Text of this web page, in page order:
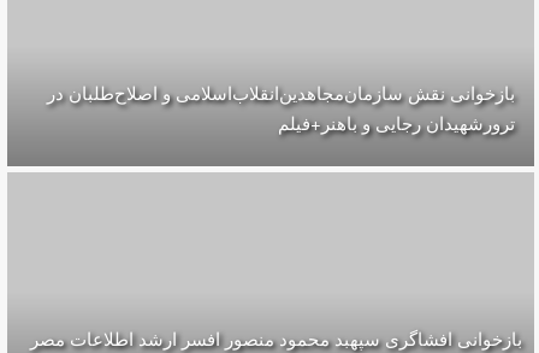
بازخوانی نقش سازمان‌مجاهدین‌انقلاب‌اسلامی و اصلاح‌طلبان در
ترورشهیدان رجایی و باهنر+فیلم
بازخوانی افشاگری سپهبد محمود منصور افسر ارشد اطلاعات مصر